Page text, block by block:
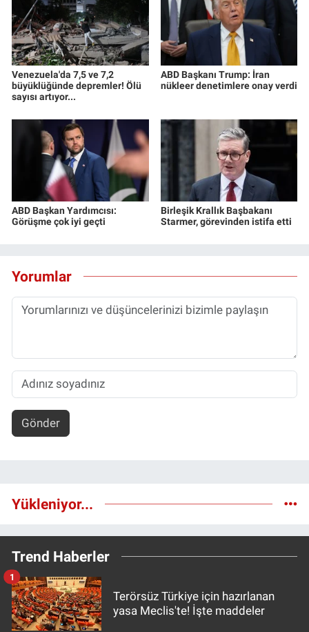
Venezuela'da 7,5 ve 7,2
büyüklüğünde depremler! Ölü
sayısı artıyor...
ABD Başkanı Trump: İran
nükleer denetimlere onay verdi
ABD Başkan Yardımcısı:
Görüşme çok iyi geçti
Birleşik Krallık Başbakanı
Starmer, görevinden istifa etti
Yorumlar
Gönder
Yükleniyor...
Trend Haberler
Terörsüz Türkiye için hazırlanan
yasa Meclis'te! İşte maddeler
1